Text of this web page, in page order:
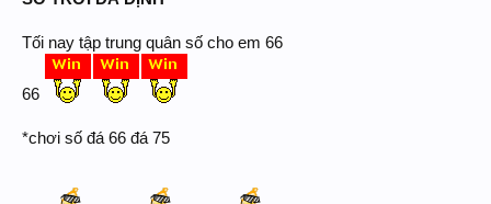
Tối nay tập trung quân số cho em 66
66
*chơi số đá 66 đá 75